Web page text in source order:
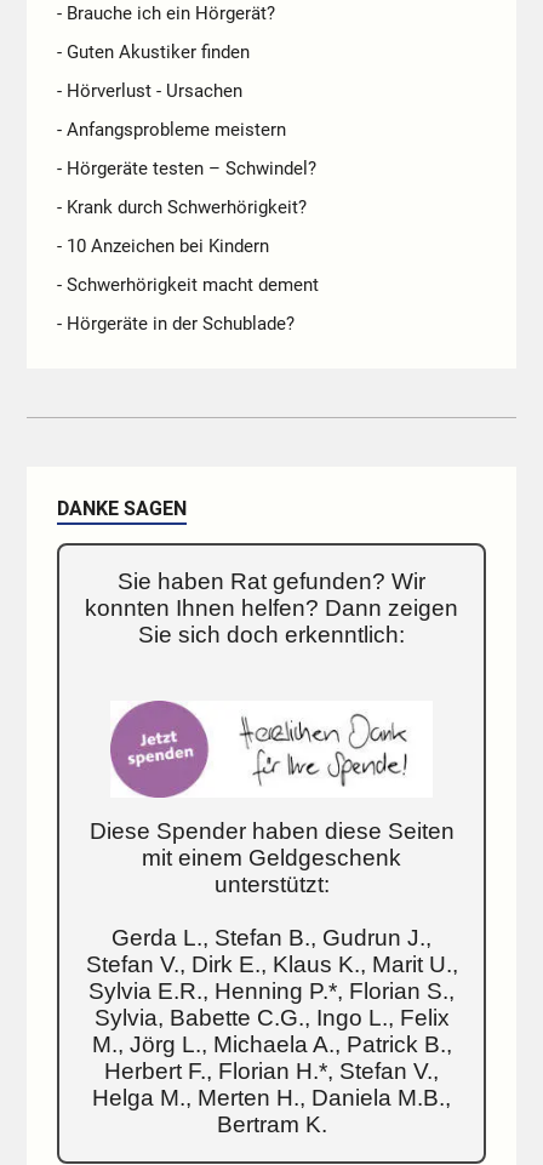
- Brauche ich ein Hörgerät?
- Guten Akustiker finden
- Hörverlust - Ursachen
- Anfangsprobleme meistern
- Hörgeräte testen – Schwindel?
- Krank durch Schwerhörigkeit?
- 10 Anzeichen bei Kindern
- Schwerhörigkeit macht dement
- Hörgeräte in der Schublade?
DANKE SAGEN
Sie haben Rat gefunden? Wir
konnten Ihnen helfen? Dann zeigen
Sie sich doch erkenntlich:
Diese Spender haben diese Seiten
mit einem Geldgeschenk
unterstützt:
Gerda L., Stefan B., Gudrun J.,
Stefan V., Dirk E., Klaus K., Marit U.,
Sylvia E.R., Henning P.*, Florian S.,
Sylvia, Babette C.G., Ingo L., Felix
M., Jörg L., Michaela A., Patrick B.,
Herbert F., Florian H.*, Stefan V.,
Helga M., Merten H., Daniela M.B.,
Bertram K.